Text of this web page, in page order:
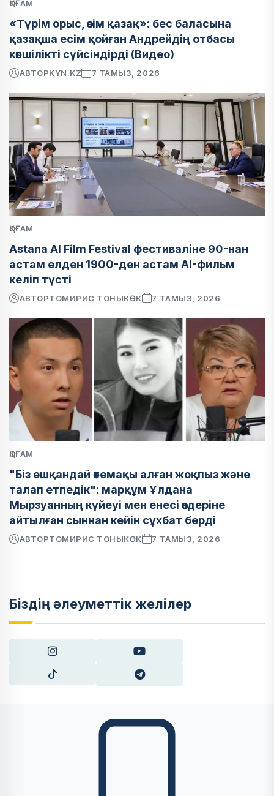
ҚОҒАМ
«Түрім орыс, өзім қазақ»: бес баласына
қазақша есім қойған Андрейдің отбасы
көпшілікті сүйсіндірді (Видео)
АВТОРKYN.KZ 7 ТАМЫЗ, 2026
ҚОҒАМ
Astana AI Film Festival фестиваліне 90-нан
астам елден 1900-ден астам AI-фильм
келіп түсті
АВТОРТОМИРИС ТОНЫКӨК 7 ТАМЫЗ, 2026
ҚОҒАМ
"Біз ешқандай өтемақы алған жоқпыз және
талап етпедік": марқұм Ұлдана
Мырзуанның күйеуі мен енесі өздеріне
айтылған сыннан кейін сұхбат берді
АВТОРТОМИРИС ТОНЫКӨК 7 ТАМЫЗ, 2026
Біздің әлеуметтік желілер